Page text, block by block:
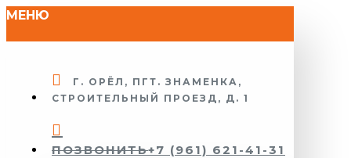
МЕНЮ
Г. ОРЁЛ, ПГТ. ЗНАМЕНКА,
СТРОИТЕЛЬНЫЙ ПРОЕЗД, Д. 1
ПОЗВОНИТЬ+7 (961) 621-41-31